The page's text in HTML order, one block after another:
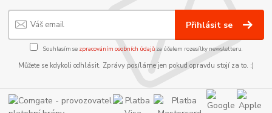
Přihlásit se
Souhlasím se zpracováním osobních údajůza účelem rozesílky newsletteru.
Můžete se kdykoli odhlásit. Zprávy posíláme jen pokud opravdu stojí za to. :)